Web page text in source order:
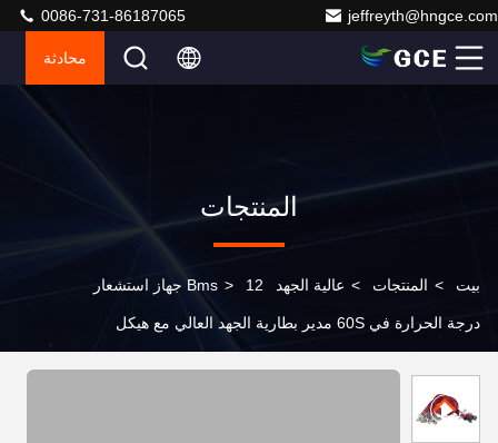
jeffreyth@hngce.com
0086-731-86187065
محادثة
المنتجات
بيت > المنتجات > عالية الجهد Bms > 12 جهاز استشعار
درجة الحرارة في 60S مدير بطارية الجهد العالي مع هيكل